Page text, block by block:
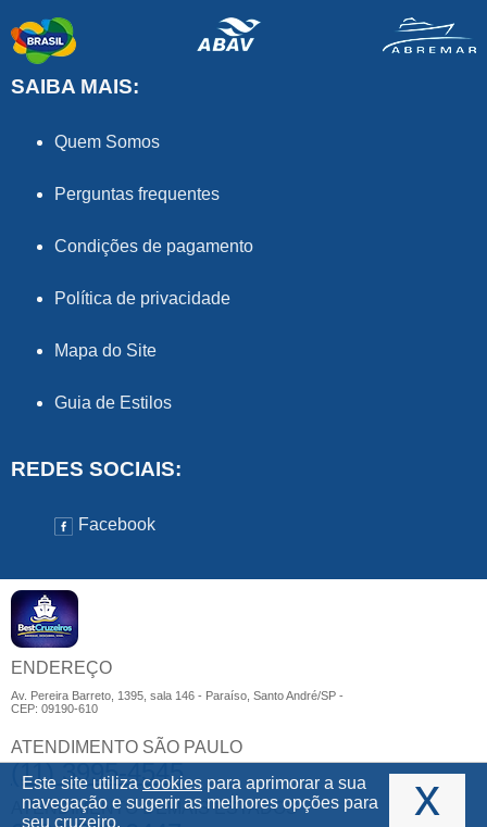
SAIBA MAIS:
Quem Somos
Perguntas frequentes
Condições de pagamento
Política de privacidade
Mapa do Site
Guia de Estilos
REDES SOCIAIS:
Facebook
ENDEREÇO
Av. Pereira Barreto, 1395, sala 146 - Paraíso, Santo André/SP -
CEP: 09190-610
ATENDIMENTO SÃO PAULO
(11) 3995-4545
ATENDIMENTO DEMAIS ESTADOS x
Este site utiliza cookies para aprimorar a sua
navegação e sugerir as melhores opções para
seu cruzeiro.